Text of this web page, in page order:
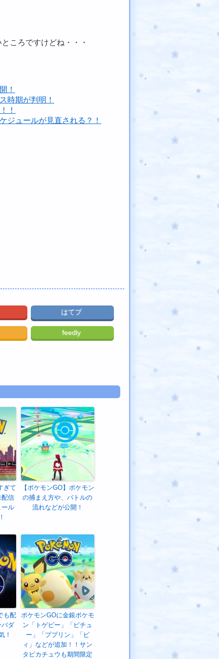
ころですけどね・・・
！
時期が判明！
！
ジュールが見直される？！
はてブ
feedly
ぎて
配信
ール
【ポケモンGO】ポケモン
の捕まえ方や、バトルの
流れなどが公開！
も配
バダ
！
ポケモンGOに金銀ポケモ
ン「トゲピー」「ピチュ
ー」「ププリン」「ピ
ィ」などが追加！！サン
タピカチュウも期間限定